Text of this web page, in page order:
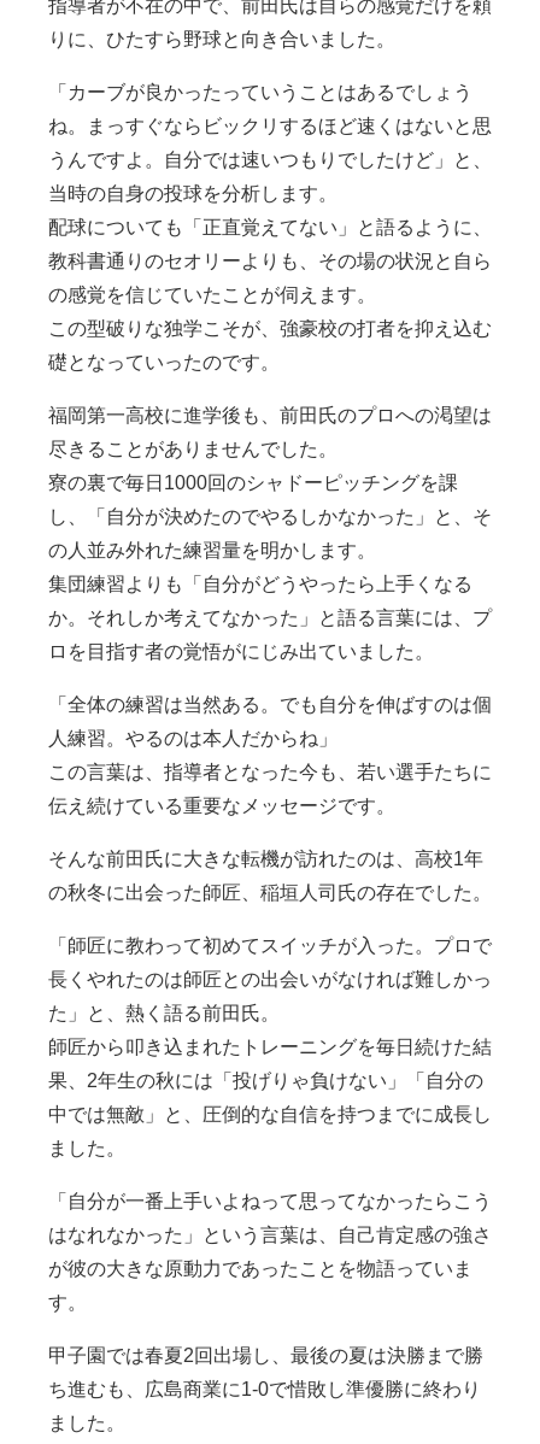
指導者が不在の中で、前田氏は自らの感覚だけを頼
りに、ひたすら野球と向き合いました。
「カーブが良かったっていうことはあるでしょう
ね。まっすぐならビックリするほど速くはないと思
うんですよ。自分では速いつもりでしたけど」と、
当時の自身の投球を分析します。
配球についても「正直覚えてない」と語るように、
教科書通りのセオリーよりも、その場の状況と自ら
の感覚を信じていたことが伺えます。
この型破りな独学こそが、強豪校の打者を抑え込む
礎となっていったのです。
福岡第一高校に進学後も、前田氏のプロへの渇望は
尽きることがありませんでした。
寮の裏で毎日1000回のシャドーピッチングを課
し、「自分が決めたのでやるしかなかった」と、そ
の人並み外れた練習量を明かします。
集団練習よりも「自分がどうやったら上手くなる
か。それしか考えてなかった」と語る言葉には、プ
ロを目指す者の覚悟がにじみ出ていました。
「全体の練習は当然ある。でも自分を伸ばすのは個
人練習。やるのは本人だからね」
この言葉は、指導者となった今も、若い選手たちに
伝え続けている重要なメッセージです。
そんな前田氏に大きな転機が訪れたのは、高校1年
の秋冬に出会った師匠、稲垣人司氏の存在でした。
「師匠に教わって初めてスイッチが入った。プロで
長くやれたのは師匠との出会いがなければ難しかっ
た」と、熱く語る前田氏。
師匠から叩き込まれたトレーニングを毎日続けた結
果、2年生の秋には「投げりゃ負けない」「自分の
中では無敵」と、圧倒的な自信を持つまでに成長し
ました。
「自分が一番上手いよねって思ってなかったらこう
はなれなかった」という言葉は、自己肯定感の強さ
が彼の大きな原動力であったことを物語っていま
す。
甲子園では春夏2回出場し、最後の夏は決勝まで勝
ち進むも、広島商業に1-0で惜敗し準優勝に終わり
ました。